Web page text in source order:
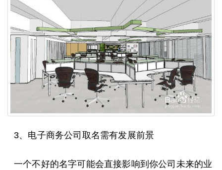
3、电子商务公司取名需有发展前景
一个不好的名字可能会直接影响到你公司未来的业